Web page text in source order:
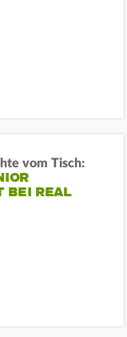
vom Tisch:
BEI REAL